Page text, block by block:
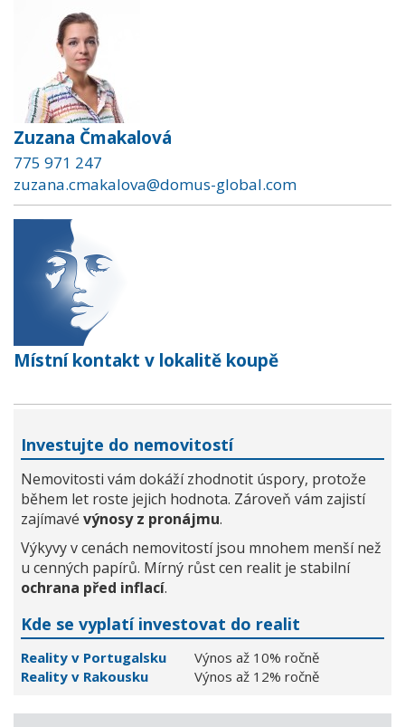
Zuzana Čmakalová
775 971 247
zuzana.cmakalova@domus-global.com
Místní kontakt v lokalitě koupě
Investujte do nemovitostí
Nemovitosti vám dokáží zhodnotit úspory, protože
během let roste jejich hodnota. Zároveň vám zajistí
zajímavé výnosy z pronájmu.
Výkyvy v cenách nemovitostí jsou mnohem menší než
u cenných papírů. Mírný růst cen realit je stabilní
ochrana před inflací.
Kde se vyplatí investovat do realit
Reality v Portugalsku
Výnos až 10% ročně
Reality v Rakousku
Výnos až 12% ročně